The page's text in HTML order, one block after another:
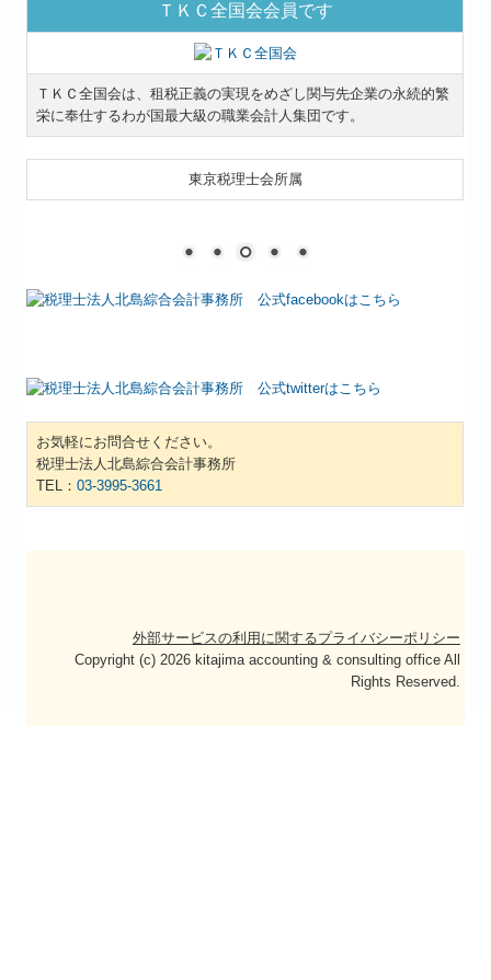
ＴＫＣ全国会会員です
ＴＫＣ全国会は、租税正義の実現をめざし関与先企業の永続的繁
栄に奉仕するわが国最大級の職業会計人集団です。
東京税理士会所属
お気軽にお問合せください。
税理士法人北島綜合会計事務所
TEL：03-3995-3661
外部サービスの利用に関するプライバシーポリシー
Copyright (c) 2026 kitajima accounting & consulting office All
Rights Reserved.